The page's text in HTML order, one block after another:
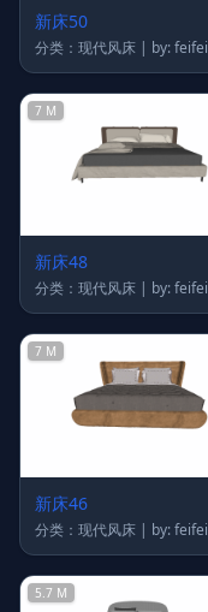
新床50
分类：现代风床 | by: feifei
7 M
新床48
分类：现代风床 | by: feifei
7 M
新床46
分类：现代风床 | by: feifei
5.7 M